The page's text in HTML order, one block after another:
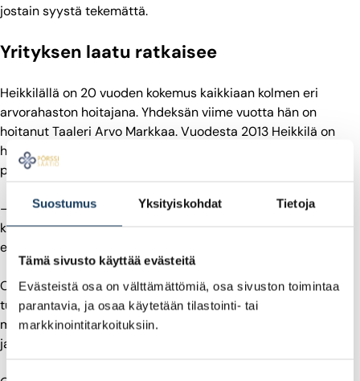
Suostumus Yksityiskohdat Tietoja
Tämä sivusto käyttää evästeitä
Evästeistä osa on välttämättömiä, osa sivuston toimintaa
parantavia, ja osaa käytetään tilastointi- tai
markkinointitarkoituksiin.
jostain syystä tekemättä.
Yrityksen laatu ratkaisee
Heikkilällä on 20 vuoden kokemus kaikkiaan kolmen eri
arvorahaston hoitajana. Yhdeksän viime vuotta hän on
hoitanut Taaleri Arvo Markkaa. Vuodesta 2013 Heikkilä on
hoitanut yhdessä Olli Viitikon kanssa suomalaisiin
pienyhtiöihin sijoittavaa Taaleri Mikro Markka-rahastoa.
– Siinä on ollut mahdollista löytää upeita suomalaisia
kasvutarinoita, jotka ovat onnistuessaan tarjonneet
erinomaiset tuotot.
Osakevalinnoissa päätöksenteko ei perustu vain yhteen
tunnuslukuun. Arvo Markan sijoitusprosessissa käytetään
muun muassa P/B- ja P/E- tunnuslukuja, yhtiön velkaisuutta
ja kassavirtaa.